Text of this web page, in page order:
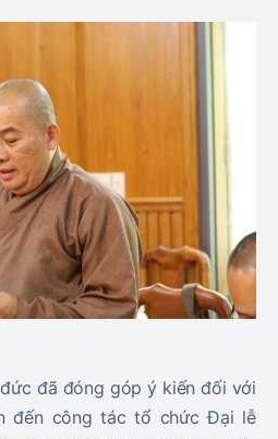
đã đóng góp ý kiến đối với
đến công tác tổ chức Đại lễ